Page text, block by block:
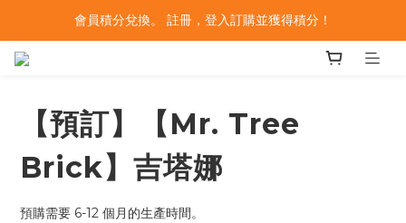
會員積分兌換。 註冊，登入訂購並獲得積分！
【預訂】【Mr. Tree
Brick】吉塔娜
預購需要 6-12 個月的生產時間。